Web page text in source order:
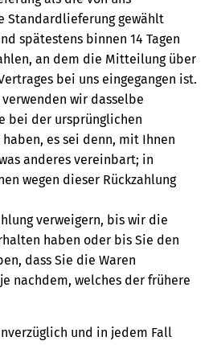
Standardlieferung gewählt
spätestens binnen 14 Tagen
an dem die Mitteilung über
bei uns eingegangen ist.
wir dasselbe
bei der ursprünglichen
es sei denn, mit Ihnen
anderes vereinbart; in
wegen dieser Rückzahlung
verweigern, bis wir die
haben oder bis Sie den
dass Sie die Waren
nachdem, welches der frühere
und in jedem Fall